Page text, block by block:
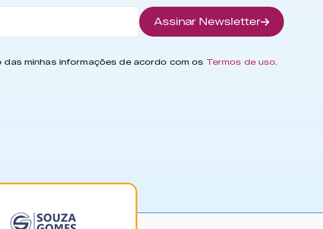
Assinar Newsletter
das minhas informações de acordo com os Termos de uso